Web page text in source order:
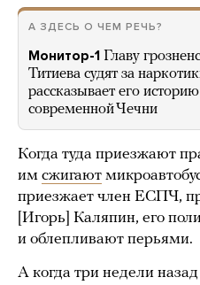
А ЗДЕСЬ О ЧЕМ РЕЧЬ?
Монитор-1 Главу
Титиева судят за
рассказывает его
современной Чечни
Когда туда приезжают
им сжигают
приезжает член ЕСПЧ,
[Игорь] Каляпин, его
и облепливают перьями.
А когда три недели